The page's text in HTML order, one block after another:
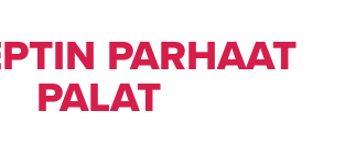
PARHAAT
PALAT